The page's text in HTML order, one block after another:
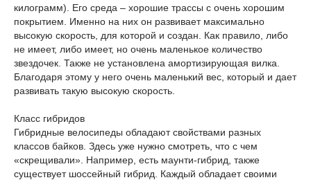
килограмм). Его среда – хорошие трассы с очень хорошим
покрытием. Именно на них он развивает максимально
высокую скорость, для которой и создан. Как правило, либо
не имеет, либо имеет, но очень маленькое количество
звездочек. Также не установлена амортизирующая вилка.
Благодаря этому у него очень маленький вес, который и дает
развивать такую высокую скорость.
Класс гибридов
Гибридные велосипеды обладают свойствами разных
классов байков. Здесь уже нужно смотреть, что с чем
«скрещивали». Например, есть маунти-гибрид, также
существует шоссейный гибрид. Каждый обладает своими